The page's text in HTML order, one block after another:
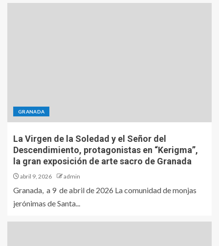
GRANADA
La Virgen de la Soledad y el Señor del
Descendimiento, protagonistas en “Kerigma”,
la gran exposición de arte sacro de Granada
abril 9, 2026 admin
Granada, a 9 de abril de 2026 La comunidad de monjas
jerónimas de Santa...